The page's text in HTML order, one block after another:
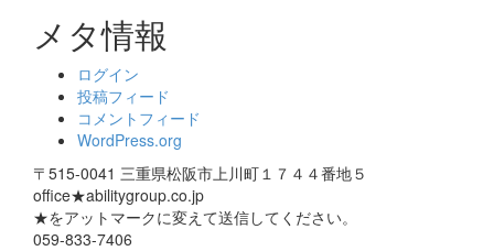
メタ情報
ログイン
投稿フィード
コメントフィード
WordPress.org
〒515-0041 三重県松阪市上川町１７４４番地５
office★abilitygroup.co.jp
★をアットマークに変えて送信してください。
059-833-7406